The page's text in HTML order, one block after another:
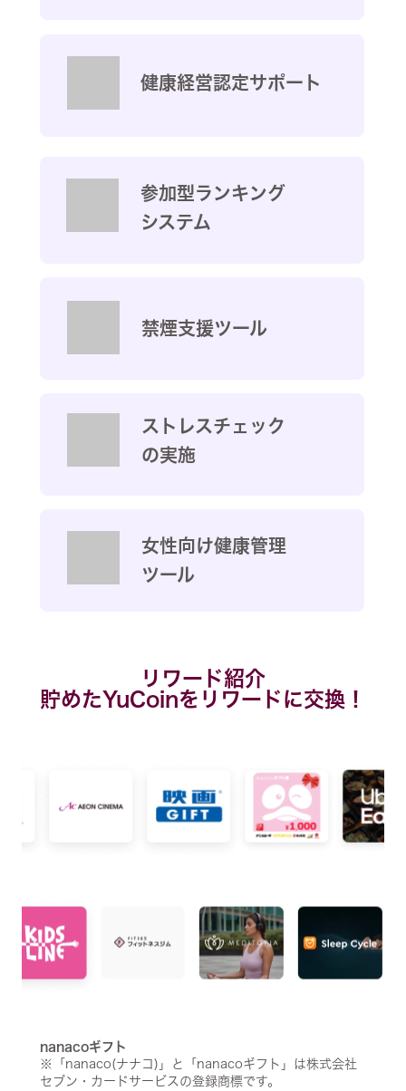
健康経営認定サポート
禁煙支援ツール
参加型ランキング
システム
女性向け健康管理
ツール
ストレスチェック
の実施
リワード紹介
貯めたYuCoinをリワードに交換！
nanacoギフト
※「nanaco(ナナコ)」と「nanacoギフト」は株式会社
セブン・カードサービスの登録商標です。